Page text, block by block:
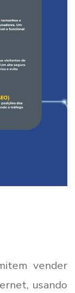
vender
usando